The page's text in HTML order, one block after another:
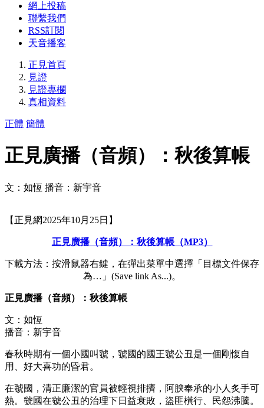
網上投稿
聯繫我們
RSS訂閱
天音播客
正見首頁
見證
見證專欄
真相資料
正體 簡體
正見廣播（音頻）：秋後算帳
文：如恆 播音：新宇音
【正見網2025年10月25日】
正見廣播（音頻）：秋後算帳（MP3）
下載方法：按滑鼠器右鍵，在彈出菜單中選擇「目標文件保存
為…」(Save link As...)。
正見廣播（音頻）：秋後算帳
文：如恆
播音：新宇音
春秋時期有一個小國叫虢，虢國的國王虢公丑是一個剛愎自
用、好大喜功的昏君。
在虢國，清正廉潔的官員被輕視排擠，阿腴奉承的小人炙手可
熱。虢國在虢公丑的治理下日益衰敗，盜匪橫行、民怨沸騰。